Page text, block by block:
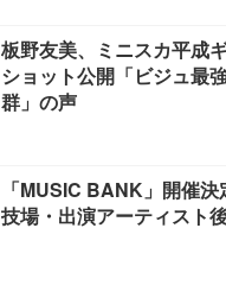
板野友美、ミニスカ平成
ショット公開「ビジュ最
群」の声
「MUSIC BANK」開催
技場・出演アーティスト